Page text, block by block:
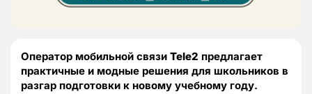
Оператор мобильной связи Tele2 предлагает
практичные и модные решения для школьников в
разгар подготовки к новому учебному году.